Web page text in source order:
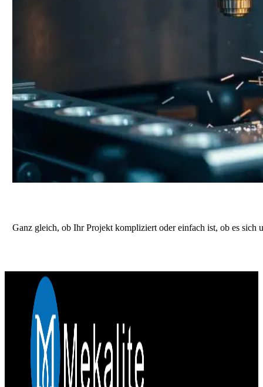
Ganz gleich, ob Ihr Projekt kompliziert oder einfach ist, ob es